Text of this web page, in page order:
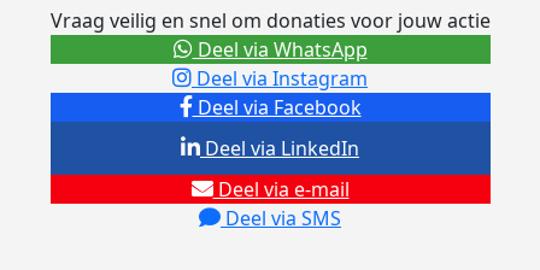
Vraag veilig en snel om donaties voor jouw actie
Deel via Facebook
Deel via Instagram
Deel via e-mail
Deel via SMS
Deel via LinkedIn
Deel via WhatsApp